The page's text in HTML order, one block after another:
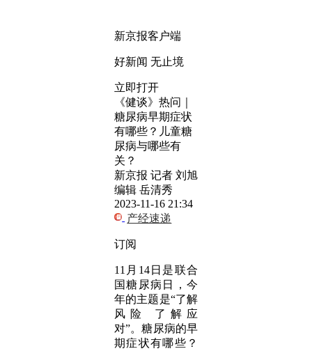
新京报客户端
好新闻 无止境
立即打开
《健谈》热问｜
糖尿病早期症状
有哪些？儿童糖
尿病与哪些有
关？
新京报 记者 刘旭
编辑 岳清秀
2023-11-16 21:34
产经速递
订阅
11月14日是联合
国糖尿病日，今
年的主题是“了解
风险 了解应
对”。糖尿病的早
期症状有哪些？